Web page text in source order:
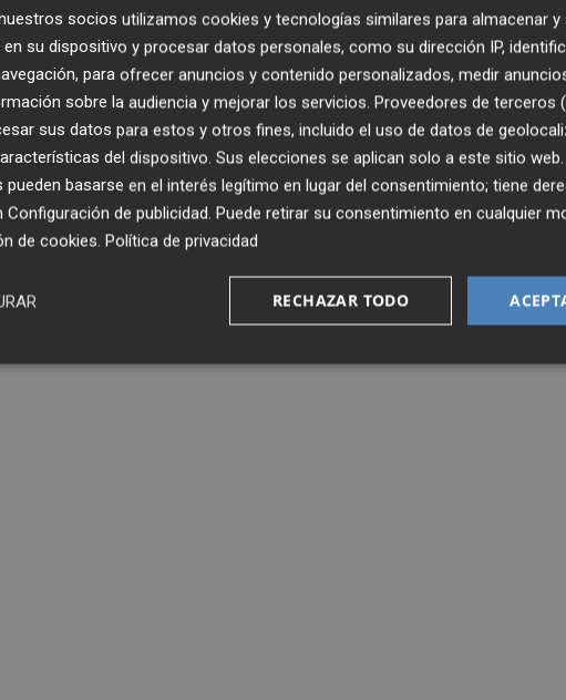
socios utilizamos cookies y tecnologías similares para almacenar y
su dispositivo y procesar datos personales, como su dirección IP,
para ofrecer anuncios y contenido personalizados, medir
sobre la audiencia y mejorar los servicios. Proveedores de terceros
sus datos para estos y otros fines, incluido el uso de datos de
del dispositivo. Sus elecciones se aplican solo a este sitio
pueden basarse en el interés legítimo en lugar del consentimiento; tiene
Configuración de publicidad. Puede retirar su consentimiento en cualquier
de cookies. Política de privacidad
RECHAZAR TODO